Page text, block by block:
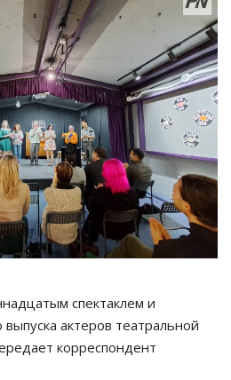
спектаклем и
актеров театральной
корреспондент